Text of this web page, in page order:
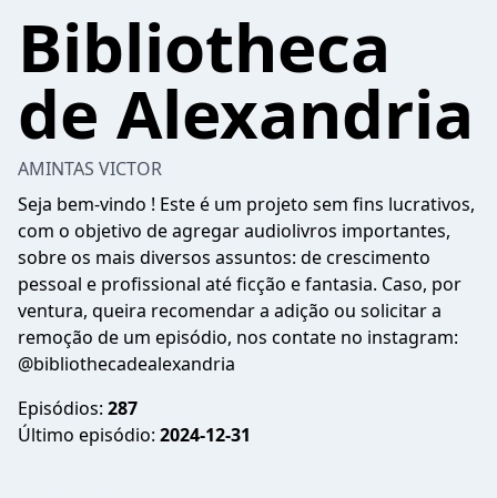
Bibliotheca
de Alexandria
AMINTAS VICTOR
Seja bem-vindo ! Este é um projeto sem fins lucrativos,
com o objetivo de agregar audiolivros importantes,
sobre os mais diversos assuntos: de crescimento
pessoal e profissional até ficção e fantasia. Caso, por
ventura, queira recomendar a adição ou solicitar a
remoção de um episódio, nos contate no instagram:
@bibliothecadealexandria
Episódios: 287
Último episódio: 2024-12-31